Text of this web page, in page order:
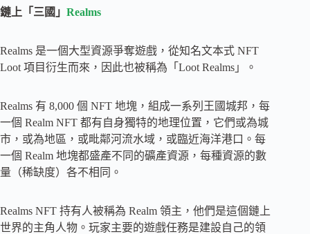
鏈上「三國」 Realms
Realms 是一個大型資源爭奪遊戲，從知名文本式 NFT
Loot 項目衍生而來，因此也被稱為「Loot Realms」。
Realms 有 8,000 個 NFT 地塊，組成一系列王國城邦，每
一個 Realm NFT 都有自身獨特的地理位置，它們或為城
市，或為地區，或毗鄰河流水域，或臨近海洋港口。每
一個 Realm 地塊都盛產不同的礦產資源，每種資源的數
量（稀缺度）各不相同。
Realms NFT 持有人被稱為 Realm 領主，他們是這個鏈上
世界的主角人物。玩家主要的遊戲任務是建設自己的領